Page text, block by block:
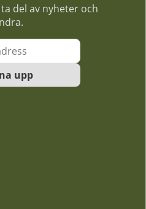
del av nyheter och
upp